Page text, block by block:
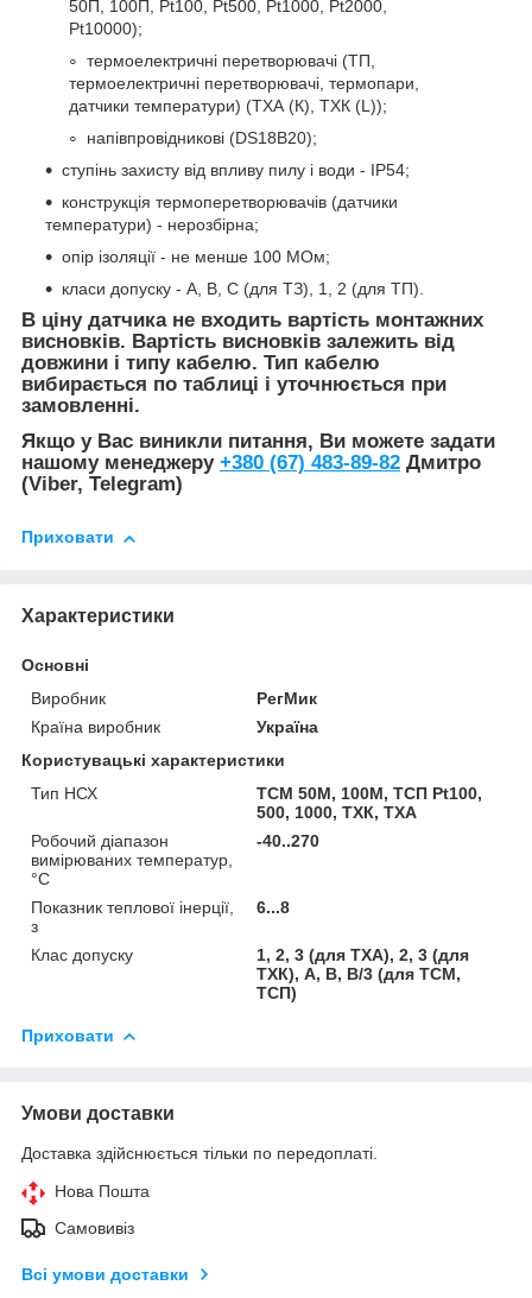
50П, 100П, Pt100, Pt500, Pt1000, Pt2000,
Pt10000);
термоелектричні перетворювачі (ТП,
термоелектричні перетворювачі, термопари,
датчики температури) (ТХА (К), ТХК (L));
напівпровідникові (DS18B20);
ступінь захисту від впливу пилу і води - IP54;
конструкція термоперетворювачів (датчики
температури) - нерозбірна;
опір ізоляції - не менше 100 МОм;
класи допуску - А, В, С (для ТЗ), 1, 2 (для ТП).
В ціну датчика не входить вартість монтажних
висновків. Вартість висновків залежить від
довжини і типу кабелю. Тип кабелю
вибирається по таблиці і уточнюється при
замовленні.
Якщо у Вас виникли питання, Ви можете задати
нашому менеджеру +380 (67) 483-89-82 Дмитро
(Viber, Telegram)
Приховати
Характеристики
Основні
Виробник
РегМик
Країна виробник
Україна
Користувацькі характеристики
Тип НСХ
ТСМ 50М, 100М, ТСП Pt100,
500, 1000, ТХК, ТХА
Робочий діапазон
вимірюваних температур,
°C
-40..270
Показник теплової інерції,
з
6...8
Клас допуску
1, 2, 3 (для ТХА), 2, 3 (для
ТХК), А, В, B/3 (для ТСМ,
ТСП)
Приховати
Умови доставки
Доставка здійснюється тільки по передоплаті.
Нова Пошта
Самовивіз
Всі умови доставки